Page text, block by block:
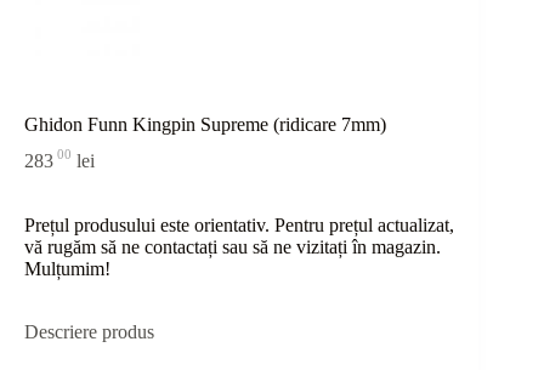
Ghidon Funn Kingpin Supreme (ridicare 7mm)
283 00 lei
Prețul produsului este orientativ. Pentru prețul actualizat,
vă rugăm să ne contactați sau să ne vizitați în magazin.
Mulțumim!
Descriere produs